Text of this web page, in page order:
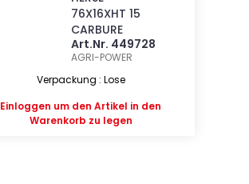
76X16XHT 15
CARBURE
Art.Nr. 449728
AGRI-POWER
Verpackung : Lose
Einloggen um den Artikel in den
Warenkorb zu legen